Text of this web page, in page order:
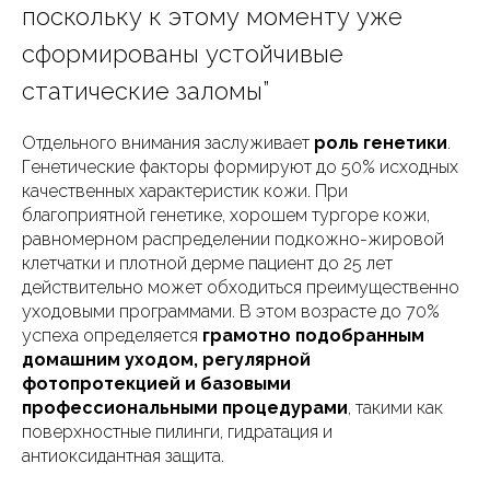
поскольку к этому моменту уже
сформированы устойчивые
статические заломы”
Отдельного внимания заслуживает роль генетики.
Генетические факторы формируют до 50% исходных
качественных характеристик кожи. При
благоприятной генетике, хорошем тургоре кожи,
равномерном распределении подкожно-жировой
клетчатки и плотной дерме пациент до 25 лет
действительно может обходиться преимущественно
уходовыми программами. В этом возрасте до 70%
успеха определяется грамотно подобранным
домашним уходом, регулярной
фотопротекцией и базовыми
профессиональными процедурами, такими как
поверхностные пилинги, гидратация и
антиоксидантная защита.